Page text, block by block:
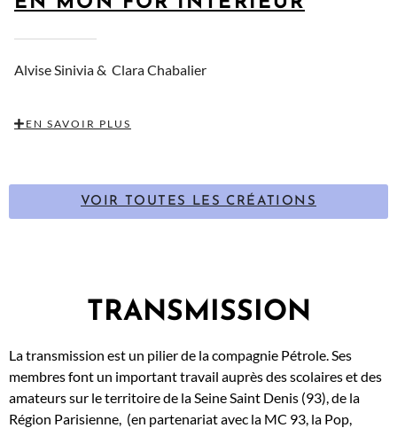
Alvise Sinivia & Clara Chabalier
EN SAVOIR PLUS
VOIR TOUTES LES CRÉATIONS
TRANSMISSION
La transmission est un pilier de la compagnie Pétrole. Ses
membres font un important travail auprès des scolaires et des
amateurs sur le territoire de la Seine Saint Denis (93), de la
Région Parisienne, (en partenariat avec la MC 93, la Pop,